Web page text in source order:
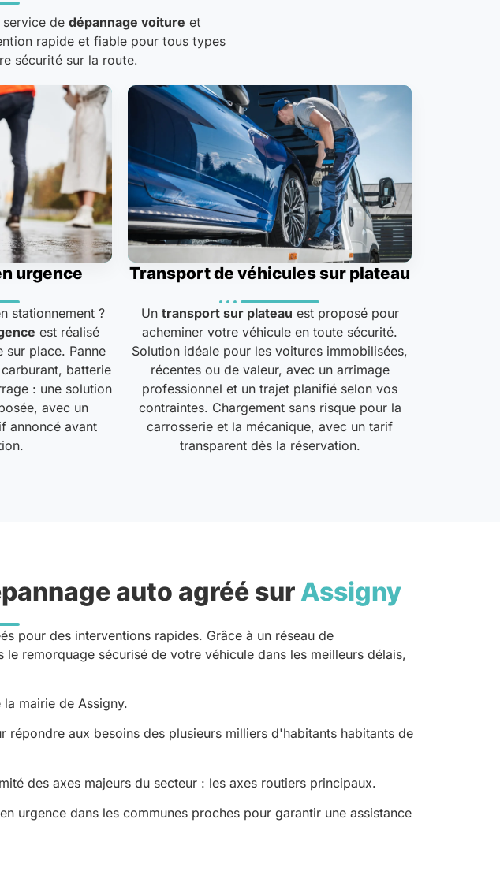
de dépannage voiture et
rapide et fiable pour tous types
sécurité sur la route.
urgence
stationnement ?
est réalisé
sur place. Panne
batterie
: une solution
avec un
annoncé avant
Transport de véhicules sur plateau
Un transport sur plateau est proposé pour
acheminer votre véhicule en toute sécurité.
Solution idéale pour les voitures immobilisées,
récentes ou de valeur, avec un arrimage
professionnel et un trajet planifié selon vos
contraintes. Chargement sans risque pour la
carrosserie et la mécanique, avec un tarif
transparent dès la réservation.
auto agréé sur Assigny
pour des interventions rapides. Grâce à un réseau de
le remorquage sécurisé de votre véhicule dans les meilleurs délais,
mairie de Assigny.
répondre aux besoins des plusieurs milliers d'habitants habitants de
des axes majeurs du secteur : les axes routiers principaux.
urgence dans les communes proches pour garantir une assistance